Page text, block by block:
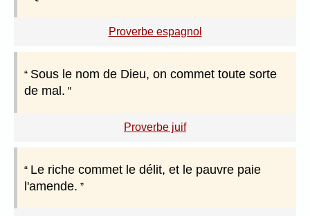
Proverbe espagnol
Sous le nom de Dieu, on commet toute sorte
de mal.
Proverbe juif
Le riche commet le délit, et le pauvre paie
l'amende.